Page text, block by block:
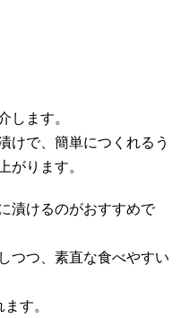
します。
けで、簡単につくれるう
がります。
漬けるのがおすすめで
つつ、素直な食べやすい
す。